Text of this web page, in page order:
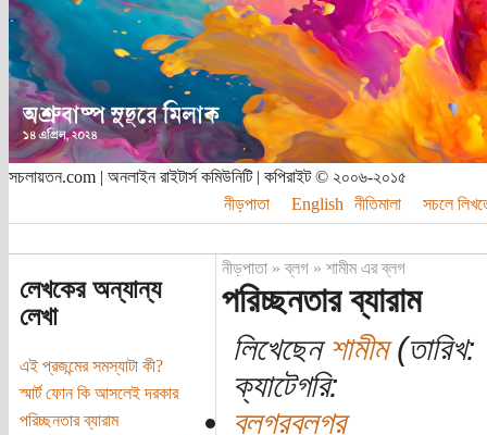
সচলায়তন.com | অনলাইন রাইটার্স কমিউনিটি | কপিরাইট © ২০০৬-২০১৫
নীড়পাতা
English নীতিমালা সচলে
লেখকের অন্যান্য
লেখা
এই প্রজন্মের সমস্যাটা কী?
স্মার্ট ফোন কি আসলেই দরকার
পরিচ্ছনতার ব্যারাম
নীড়পাতা»ব্লগ» শামীম এর ব্লগ
পরিচ্ছনতার ব্যারাম
লিখেছেনশামীম
ক্যাটেগরি:
ব্লগরব্লগর